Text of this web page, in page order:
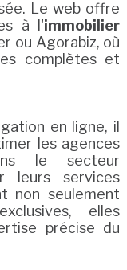
Le web offre
à l'immobilier
ou Agorabiz, où
complètes et
en ligne, il
les agences
le secteur
leurs services
non seulement
elles
précise du